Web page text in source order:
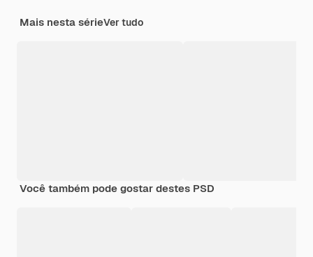
Mais nesta sérieVer tudo
Você também pode gostar destes PSD